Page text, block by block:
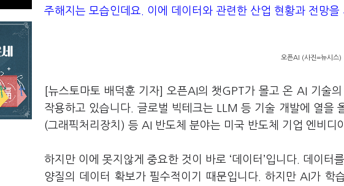
주해지는 모습인데요
이에 데이터와 관련한 산업 현황과 전망
오픈AI (사진=뉴시스)
[뉴스토마토 배덕훈 기자] 오픈AI의 챗GPT가 몰고 온 AI 기술
작용하고 있습니다
글로벌 빅테크는 LLM등 기술 개발에 열을
(그래픽처리장치 ) 등 AI 반도체 분야는 미국 반도체 기업 엔비
하지만 이에 못지않게 중요한 것이 바로 ‘데이터 ’입니다 데이터
양질의 데이터 확보가 필수적이기 때문입니다. 하지만AI가 학